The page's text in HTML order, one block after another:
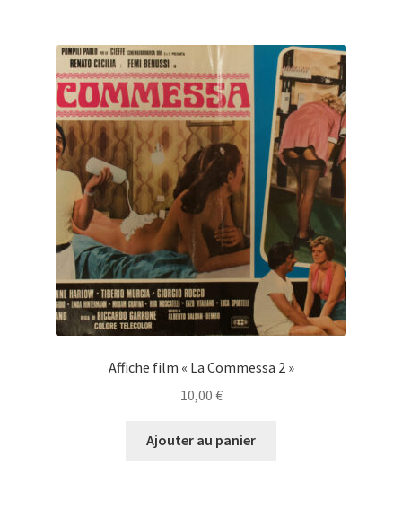
Affiche film « La Commessa 2 »
10,00 €
Ajouter au panier